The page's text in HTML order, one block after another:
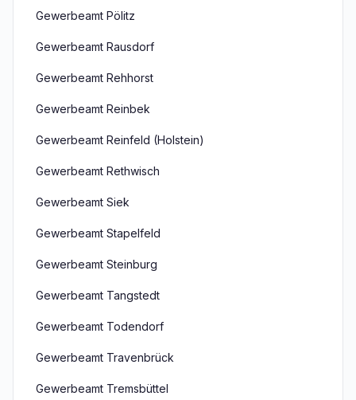
Gewerbeamt Pölitz
Gewerbeamt Rausdorf
Gewerbeamt Rehhorst
Gewerbeamt Reinbek
Gewerbeamt Reinfeld (Holstein)
Gewerbeamt Rethwisch
Gewerbeamt Siek
Gewerbeamt Stapelfeld
Gewerbeamt Steinburg
Gewerbeamt Tangstedt
Gewerbeamt Todendorf
Gewerbeamt Travenbrück
Gewerbeamt Tremsbüttel